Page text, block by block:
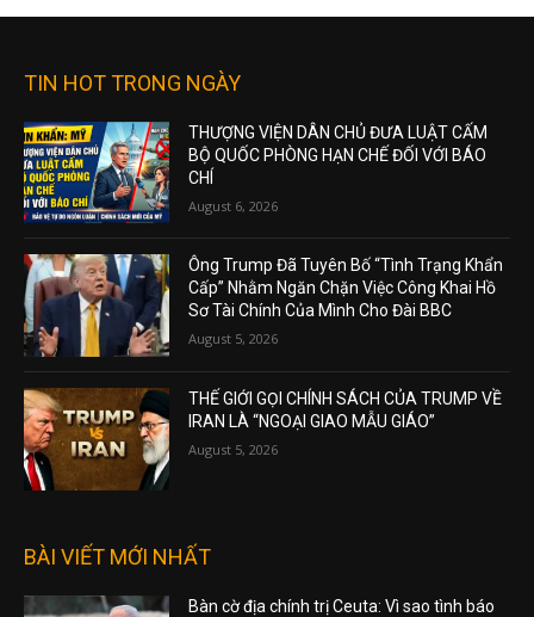
TIN HOT TRONG NGÀY
THƯỢNG VIỆN DÂN CHỦ ĐƯA LUẬT CẤM
BỘ QUỐC PHÒNG HẠN CHẾ ĐỐI VỚI BÁO
CHÍ
August 6, 2026
Ông Trump Đã Tuyên Bố “Tình Trạng Khẩn
Cấp” Nhằm Ngăn Chặn Việc Công Khai Hồ
Sơ Tài Chính Của Mình Cho Đài BBC
August 5, 2026
THẾ GIỚI GỌI CHÍNH SÁCH CỦA TRUMP VỀ
IRAN LÀ “NGOẠI GIAO MẪU GIÁO”
August 5, 2026
BÀI VIẾT MỚI NHẤT
Bàn cờ địa chính trị Ceuta: Vì sao tình báo